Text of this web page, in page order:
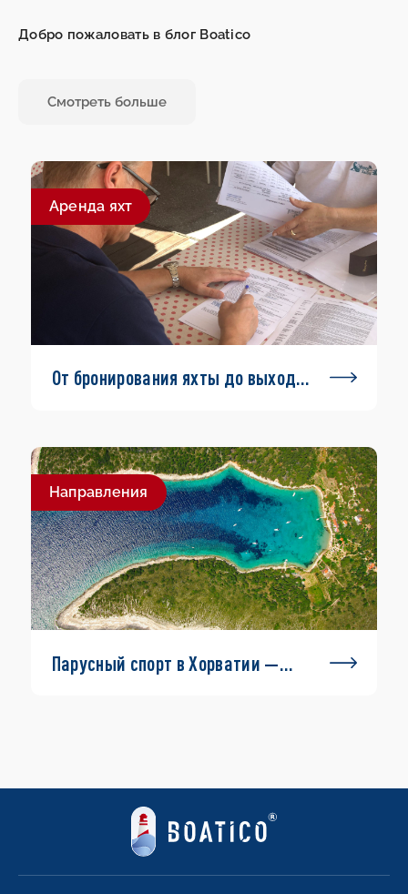
Добро пожаловать в блог Boatico
Смотреть больше
Aренда яхт
От бронирования яхты до выхода
Направления
Парусный спорт в Хорватии —